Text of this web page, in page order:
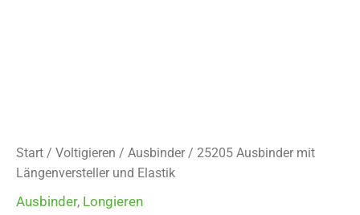
Start / Voltigieren / Ausbinder / 25205 Ausbinder mit
Längenversteller und Elastik
Ausbinder, Longieren